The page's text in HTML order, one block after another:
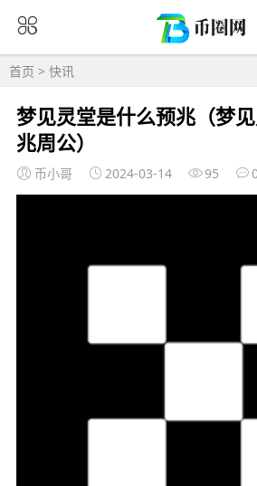
首页 > 快讯
梦见灵堂是什么预兆（梦
兆周公）
币小哥 2024-03-14 95